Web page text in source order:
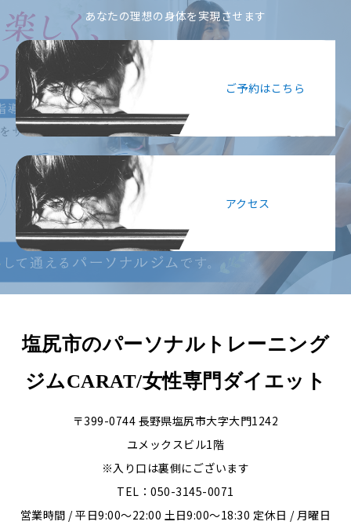
あなたの理想の身体を実現させます
ご予約はこちら
アクセス
塩尻市のパーソナルトレーニング
ジムCARAT/女性専門ダイエット
〒399-0744 長野県塩尻市大字大門1242
ユメックスビル1階
※入り口は裏側にございます
TEL：050-3145-0071
営業時間 / 平日9:00〜22:00 土日9:00〜18:30 定休日 / 月曜日